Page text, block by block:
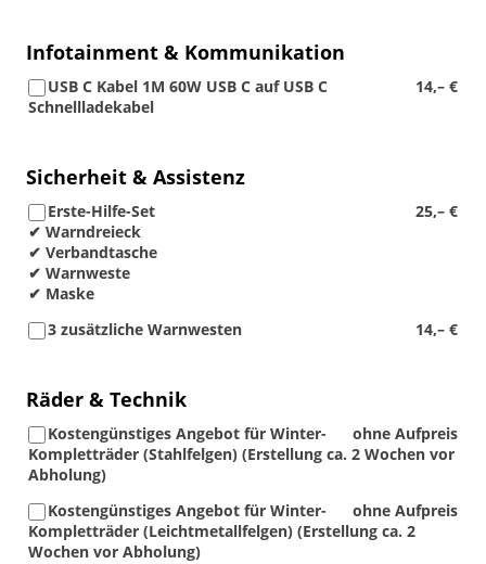
Infotainment & Kommunikation
14,– €
USB C Kabel 1M 60W USB C auf USB C
Schnellladekabel
Sicherheit & Assistenz
25,– €
Erste-Hilfe-Set
✔ Warndreieck
✔ Verbandtasche
✔ Warnweste
✔ Maske
14,– €
3 zusätzliche Warnwesten
Räder & Technik
ohne Aufpreis
Kostengünstiges Angebot für Winter-
Kompletträder (Stahlfelgen) (Erstellung ca. 2 Wochen vor
Abholung)
ohne Aufpreis
Kostengünstiges Angebot für Winter-
Kompletträder (Leichtmetallfelgen) (Erstellung ca. 2
Wochen vor Abholung)